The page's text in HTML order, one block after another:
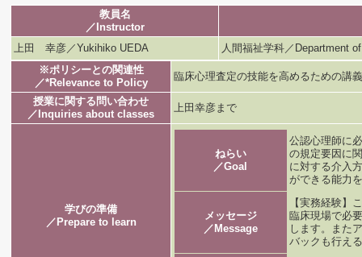
教員名
／Instructor
上田 幸彦／Yukihiko UEDA
人間福祉学科／Department
※ポリシーとの関連性
／*Relevance to Policy
臨床心理査定の技能を高めるための講
授業に関する問い合わせ
／Inquiries about classes
上田幸彦まで
学びの準備
／Prepare to learn
ねらい
／Goal
公認心理師に
の規定要因に
に対する介入
ができる能力
メッセージ
／Message
【実務経験】
臨床現場で必
します。また
バックも行え